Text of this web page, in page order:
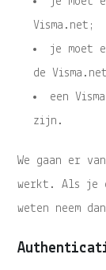
Visma.net;
je moet
de
een
zijn.
We gaan er
werkt. Als je
weten neem